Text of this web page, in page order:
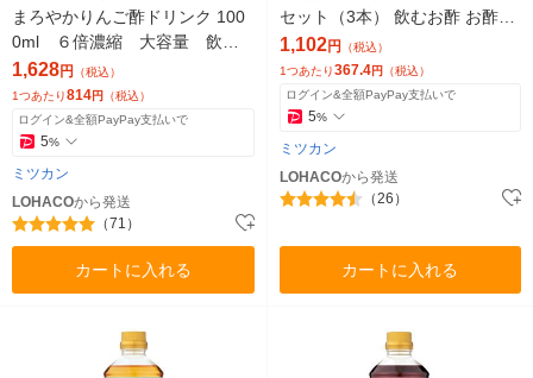
まろやかりんご酢ドリンク 100
0ml ６倍濃縮 大容量 飲む
お酢 リンゴ酢 2本 ビネガ
ー
1,628円
（税込）
1つあたり814円 （税込）
ログイン&全額PayPay支払いで
5%
ミツカン
LOHACOから発送
（71）
カートに入れる
セット（3本） 飲むお酢 お酢ド
リンク リンゴ酢
1,102円
（税込）
1つあたり367.4円 （税込）
ログイン&全額PayPay支払いで
5%
ミツカン
LOHACOから発送
（26）
カートに入れる